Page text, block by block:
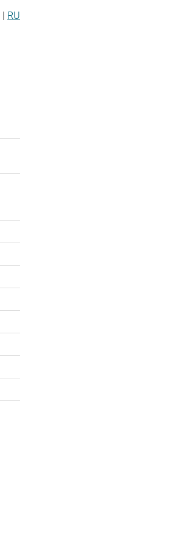
| RU